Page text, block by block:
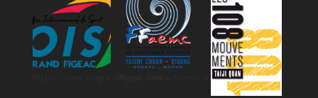
https://www.ffaemc.fr/